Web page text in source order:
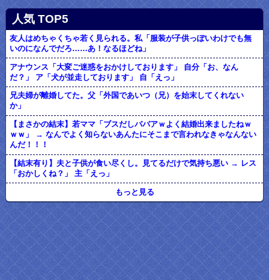
人気 TOP5
友人はめちゃくちゃ若く見られる。私「服装が子供っぽいわけでも無
いのになんでだろ……あ！なるほどね」
アナウンス「大変ご迷惑をおかけしております」 自分「お、なん
だ？」 ア「犬が並走しております」 自「えっ」
兄夫婦が離婚してた。父「外国であいつ（兄）を始末してくれない
か」
【まさかの結末】若ママ「ブスだしババアｗよく結婚出来ましたねｗ
ｗｗ」 → なんでよく知らないあんたにそこまで言われなきゃなんない
んだ！！！
【結末有り】夫と子供が食い尽くし。見てるだけで気持ち悪い → レス
「おかしくね？」 主「えっ」
もっと見る